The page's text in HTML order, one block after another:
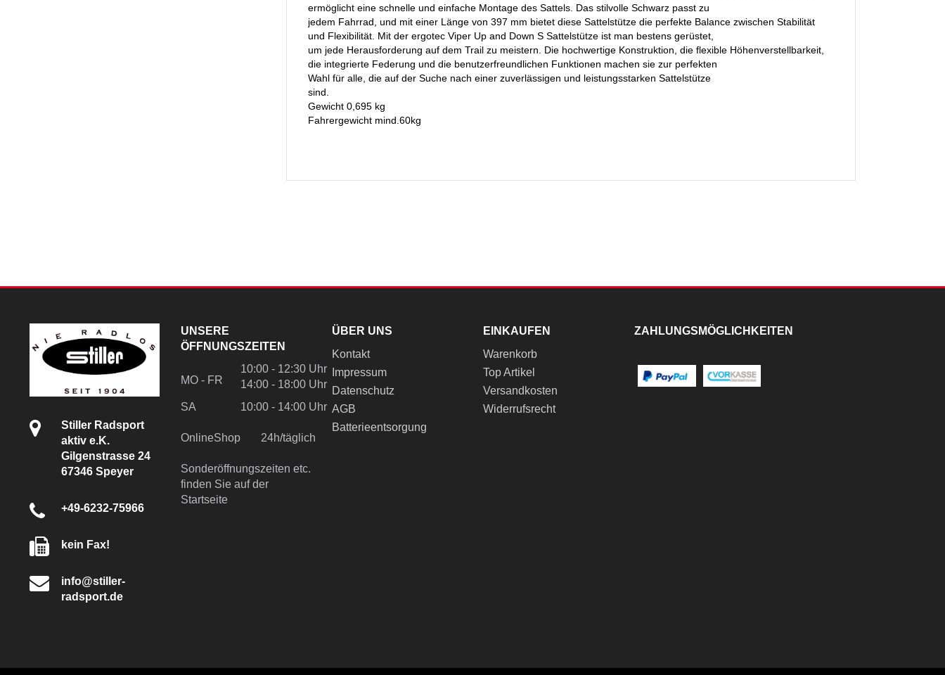
ermöglicht eine schnelle und einfache Montage des Sattels. Das stilvolle Schwarz passt zu
jedem Fahrrad, und mit einer Länge von 397 mm bietet diese Sattelstütze die perfekte Balance zwischen Stabilität
und Flexibilität. Mit der ergotec Viper Up and Down S Sattelstütze ist man bestens gerüstet,
um jede Herausforderung auf dem Trail zu meistern. Die hochwertige Konstruktion, die flexible Höhenverstellbarkeit,
die integrierte Federung und die benutzerfreundlichen Funktionen machen sie zur perfekten
Wahl für alle, die auf der Suche nach einer zuverlässigen und leistungsstarken Sattelstütze
sind.
Gewicht 0,695 kg
Fahrergewicht mind.60kg
Stiller Radsport
aktiv e.K.
Gilgenstrasse 24
67346 Speyer
+49-6232-75966
kein Fax!
info@stiller-
radsport.de
UNSERE
ÖFFNUNGSZEITEN
MO - FR
10:00 - 12:30 Uhr
14:00 - 18:00 Uhr
SA
10:00 - 14:00 Uhr
OnlineShop 24h/täglich
Sonderöffnungszeiten etc.
finden Sie auf der
Startseite
ÜBER UNS
Kontakt
Impressum
Datenschutz
AGB
Batterieentsorgung
EINKAUFEN
Warenkorb
Top Artikel
Versandkosten
Widerrufsrecht
ZAHLUNGSMÖGLICHKEITEN